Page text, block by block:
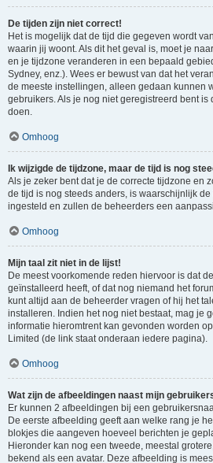
De tijden zijn niet correct!
Het is mogelijk dat de tijd die gegeven wordt
waarin jij woont. Als dit het geval is, moet je
en je tijdzone veranderen in een bepaald
Sydney, enz.). Wees er bewust van dat het
de meeste instellingen, alleen gedaan kunnen
gebruikers. Als je nog niet geregistreerd bent is
doen.
Omhoog
Ik wijzigde de tijdzone, maar de tijd is nog
Als je zeker bent dat je de correcte tijdzone en
de tijd is nog steeds anders, is waarschijnlijk
ingesteld en zullen de beheerders een
Omhoog
Mijn taal zit niet in de lijst!
De meest voorkomende reden hiervoor is dat
geïnstalleerd heeft, of dat nog niemand het
kunt altijd aan de beheerder vragen of hij het
installeren. Indien het nog niet bestaat, mag je
informatie hieromtrent kan gevonden worden
Limited (de link staat onderaan iedere pagina).
Omhoog
Wat zijn de afbeeldingen naast mijn
Er kunnen 2 afbeeldingen bij een
De eerste afbeelding geeft aan welke rang je
blokjes die aangeven hoeveel berichten je
Hieronder kan nog een tweede, meestal
bekend als een avatar. Deze afbeelding is